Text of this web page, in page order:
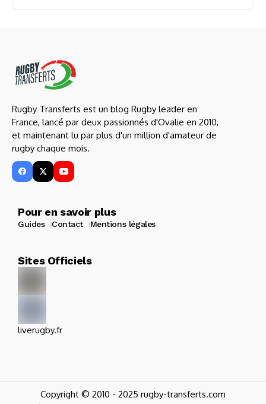
Rugby Transferts est un blog Rugby leader en
France, lancé par deux passionnés d'Ovalie en 2010,
et maintenant lu par plus d'un million d'amateur de
rugby chaque mois.
Pour en savoir plus
Guides Contact Mentions légales
Sites Officiels
liverugby.fr
Copyright © 2010 - 2025 rugby-transferts.com